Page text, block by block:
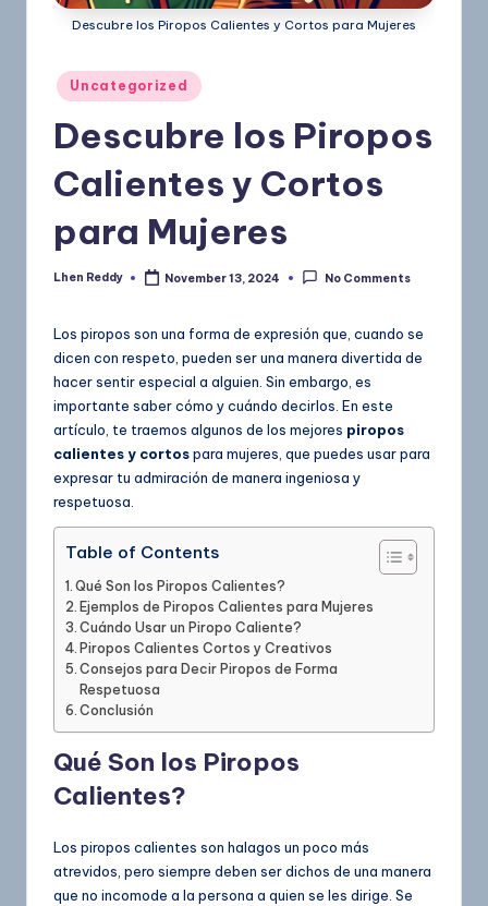
Descubre los Piropos Calientes y Cortos para Mujeres
Uncategorized
Descubre los Piropos
Calientes y Cortos
para Mujeres
Lhen Reddy November 13, 2024 No Comments
Los piropos son una forma de expresión que, cuando se
dicen con respeto, pueden ser una manera divertida de
hacer sentir especial a alguien. Sin embargo, es
importante saber cómo y cuándo decirlos. En este
artículo, te traemos algunos de los mejores piropos
calientes y cortospara mujeres, que puedes usar para
expresar tu admiración de manera ingeniosa y
respetuosa.
Table of Contents
Qué Son los Piropos Calientes?
Ejemplos de Piropos Calientes para Mujeres
Cuándo Usar un Piropo Caliente?
Piropos Calientes Cortos y Creativos
Consejos para Decir Piropos de Forma
Respetuosa
Conclusión
Qué Son los Piropos
Calientes?
Los piropos calientes son halagos un poco más
atrevidos, pero siempre deben ser dichos de una manera
que no incomode a la persona a quien se les dirige. Se